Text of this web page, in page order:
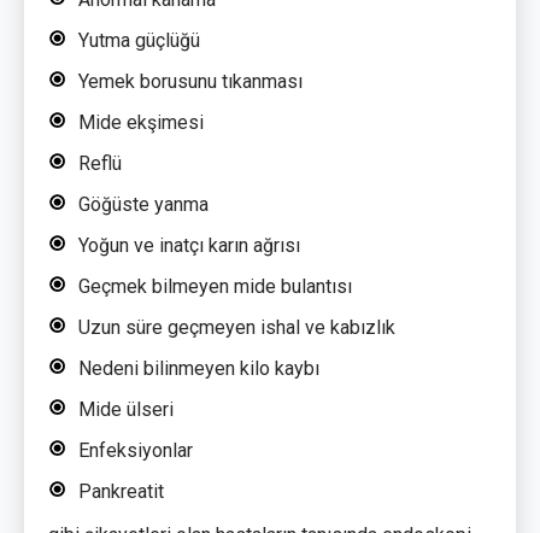
Yutma güçlüğü
Yemek borusunu tıkanması
Mide ekşimesi
Reflü
Göğüste yanma
Yoğun ve inatçı karın ağrısı
Geçmek bilmeyen mide bulantısı
Uzun süre geçmeyen ishal ve kabızlık
Nedeni bilinmeyen kilo kaybı
Mide ülseri
Enfeksiyonlar
Pankreatit